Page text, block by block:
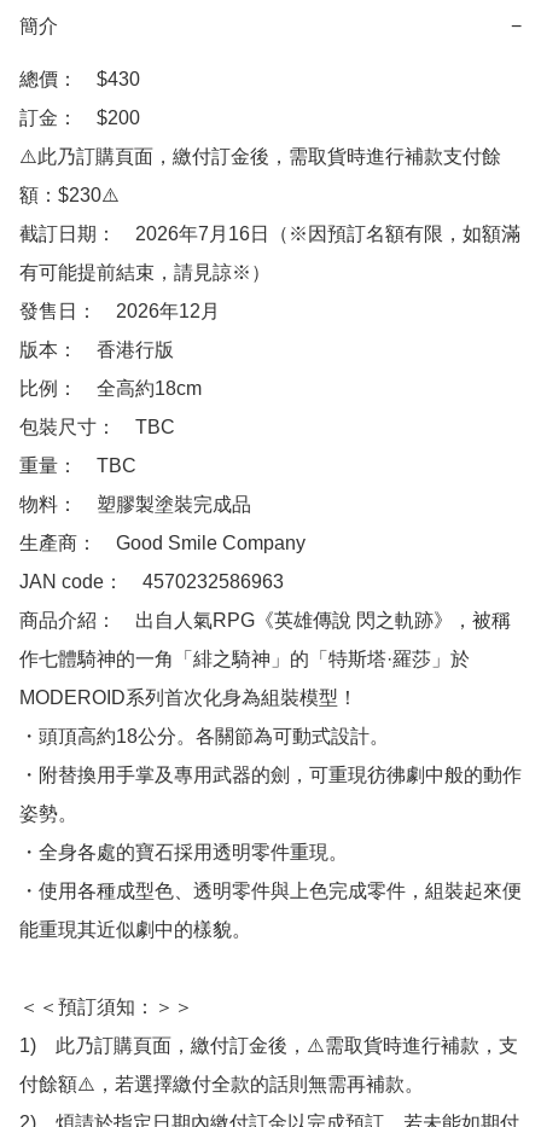
簡介 −
總價：　$430
訂金：　$200
⚠️此乃訂購頁面，繳付訂金後，需取貨時進行補款支付餘
額：$230⚠️
截訂日期：　2026年7月16日（※因預訂名額有限，如額滿
有可能提前結束，請見諒※）
發售日：　2026年12月
版本：　香港行版
比例：　全高約18cm
包裝尺寸：　TBC
重量：　TBC
物料：　塑膠製塗裝完成品
生產商：　Good Smile Company
JAN code：　4570232586963
商品介紹：　出自人氣RPG《英雄傳說 閃之軌跡》，被稱
作七體騎神的一角「緋之騎神」的「特斯塔·羅莎」於
MODEROID系列首次化身為組裝模型！
・頭頂高約18公分。各關節為可動式設計。
・附替換用手掌及專用武器的劍，可重現彷彿劇中般的動作
姿勢。
・全身各處的寶石採用透明零件重現。
・使用各種成型色、透明零件與上色完成零件，組裝起來便
能重現其近似劇中的樣貌。
＜＜預訂須知：＞＞
1)　此乃訂購頁面，繳付訂金後，⚠️需取貨時進行補款，支
付餘額⚠️，若選擇繳付全款的話則無需再補款。